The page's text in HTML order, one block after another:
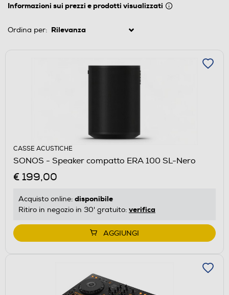
Informazioni sui prezzi e prodotti visualizzati
Ordina per:
CASSE ACUSTICHE
SONOS - Speaker compatto ERA 100 SL-Nero
€ 199,00
Acquisto online: disponibile
Ritiro in negozio in 30' gratuito: verifica
AGGIUNGI